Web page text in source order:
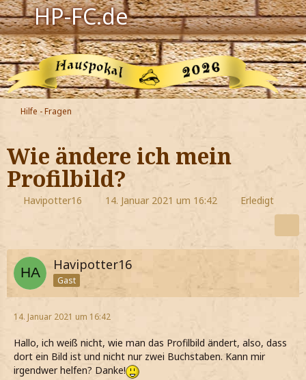
HP-FC.de
Navigation
Harry Potter
Der HP-FC
Hogwarts
Zauberwelt
Willkommen
Jetzt Fanclub-Mitglied werden!
Hilfe - Fragen
Wie ändere ich mein
Profilbild?
Havipotter16 14. Januar 2021 um 16:42 Erledigt
Havipotter16
Gast
14. Januar 2021 um 16:42
Hallo, ich weiß nicht, wie man das Profilbild ändert, also, dass
dort ein Bild ist und nicht nur zwei Buchstaben. Kann mir
irgendwer helfen? Danke!